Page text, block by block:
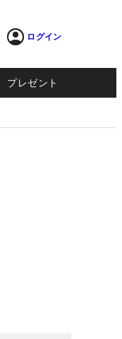
ログイン
プレゼント